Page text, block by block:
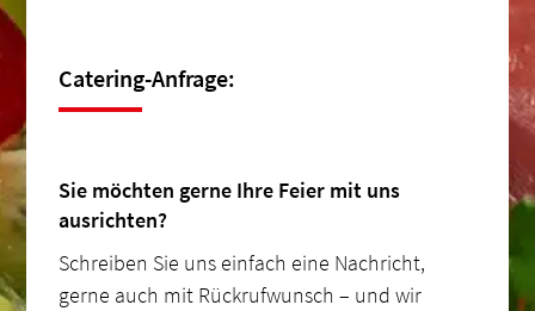
Catering-Anfrage:
Sie möchten gerne Ihre Feier mit uns
ausrichten?
Schreiben Sie uns einfach eine Nachricht,
gerne auch mit Rückrufwunsch – und wir